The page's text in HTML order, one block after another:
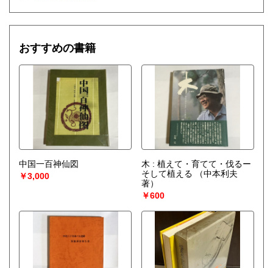
おすすめの書籍
中国一百神仙図
￥3,000
木 : 植えて・育てて・伐るー
そして植える
（中本利夫
著）
￥600